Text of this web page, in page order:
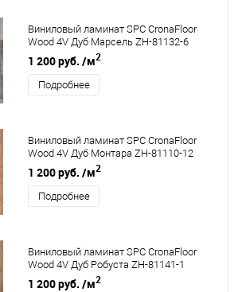
Виниловый ламинат SPC CronaFloor
Wood 4V Дуб Марсель ZH-81132-6
1 200 руб. /м2
Подробнее
Виниловый ламинат SPC CronaFloor
Wood 4V Дуб Монтара ZH-81110-12
1 200 руб. /м2
Подробнее
Виниловый ламинат SPC CronaFloor
Wood 4V Дуб Робуста ZH-81141-1
1 200 руб. /м2